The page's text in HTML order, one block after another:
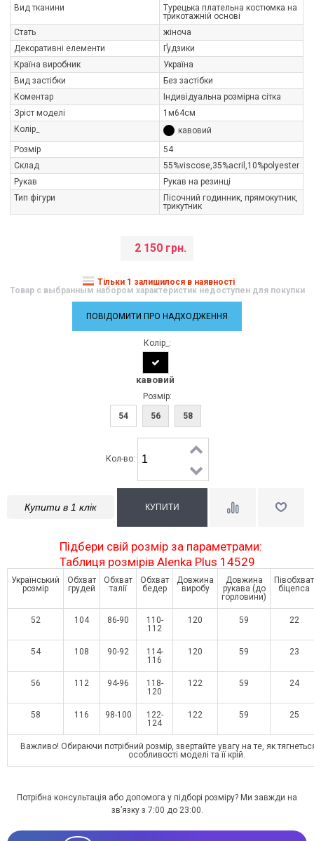
Вид тканини
Турецька плательна костюмка на
трикотажній основі
Стать
жіноча
Декоративні елементи
Ґудзики
Країна виробник
Україна
Вид застібки
Без застібки
Коментар
Індивідуальна розмірна сітка
Зріст моделі
1м64см
Колір_
кавовий
Розмір
54
Склад
55%viscose,35%aсril,10%polуester
Рукав
Рукав на резинці
Тип фігури
Пісочний годинник, прямокутник,
трикутник
2 150 грн.
Тільки 1 залишилося в наявності
Товар с выбранным набором характеристик недоступен для покупки
ПОВІДОМИТИ ПРО НАДХОДЖЕННЯ
Колір_:
кавовий
Розмір:
54
56 58
Кол-во:
Купити в 1 клік
Підбери свій розмір за параметрами:
Таблиця розмірів Alenka Plus 14529
Український
розмір
Обхват
грудей
Обхват
талії
Обхват
бедер
Довжина
виробу
Довжина
рукава (до
горловини)
Півобхват
біцепса
52 104 86-90
110-
112
120 59 22
54 108 90-92
114-
116
120 59 23
56 112 94-96
118-
120
122 59 24
58 116 98-100
122-
124
122 59 25
Важливо! Обираючи потрібний розмір, звертайте увагу на те, як
особливості моделі та її крій.
Потрібна консультація або допомога у підборі розміру? Ми завжди на
зв’язку з 7:00 до 23:00.